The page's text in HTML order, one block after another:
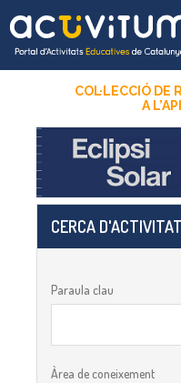
COL·LECCIÓ DE
A
CERCA
Paraula clau
Àrea de coneixement